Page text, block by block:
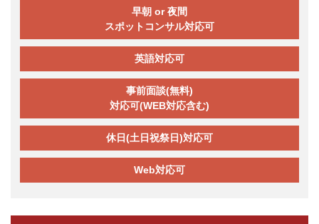
早朝 or 夜間
スポットコンサル対応可
英語対応可
事前面談(無料)
対応可(WEB対応含む)
休日(土日祝祭日)対応可
Web対応可